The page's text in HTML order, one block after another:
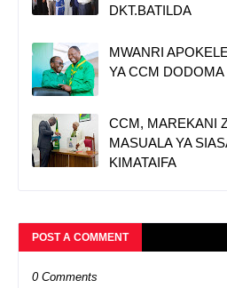
DKT.BATILDA
MWANRI
YA CCM DODOMA
CCM, MAREKANI
MASUALA YA
KIMATAIFA
POST A COMMENT
0 Comments